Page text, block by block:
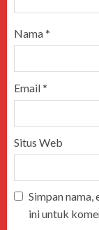
Nama*
Email*
Situs Web
Simpan nama,
ini untuk